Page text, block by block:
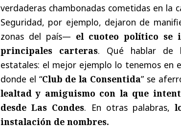
verdaderas chambonadas cometidas en
Seguridad, por ejemplo, dejaron de
zonas del país— el cuoteo político se
principales carteras. Qué hablar de
estatales: el mejor ejemplo lo tenemos en
donde el “Club de la Consentida” se
lealtad y amiguismo con la que
desde Las Condes. En otras palabras,
instalación de nombres.